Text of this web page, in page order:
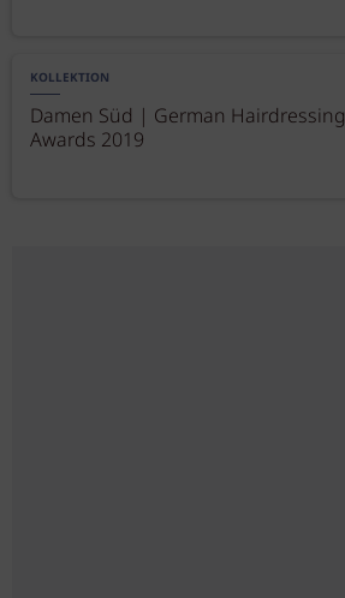
KOLLEKTION
Damen Süd | German Hairdressing
Awards 2019